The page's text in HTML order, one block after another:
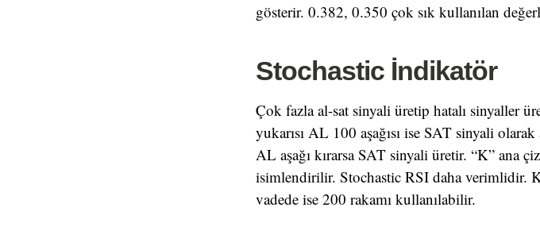
gösterir. 0.382, 0.350 çok sık kullanılan
Stochastic İndikatör
Çok fazla al-sat sinyali üretip hatalı sinyaller
yukarısı AL 100 aşağısı ise SAT sinyali
AL aşağı kırarsa SAT sinyali üretir. “K” ana
isimlendirilir. Stochastic RSI daha verimlidir.
vadede ise 200 rakamı kullanılabilir.